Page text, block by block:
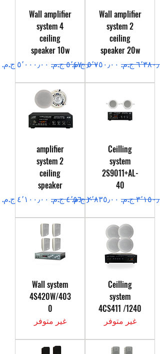
Wall amplifier
system 2
ceiling
speaker 20w
عادي
سعر البيع
Wall amplifier
system 4
ceiling
speaker 10w
سعر عادي
سعر البيع
Ceilling
system
2S9011+AL-
40
عادي
سعر البيع
amplifier
system 2
ceiling
speaker
سعر عادي
سعر البيع
Ceilling
system
4CS411 /1240
غير متوفر
Wall system
4S420W/403
0
غير متوفر